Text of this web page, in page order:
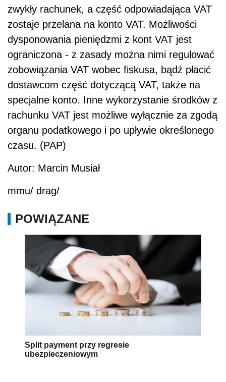
zwykły rachunek, a część odpowiadająca VAT
zostaje przelana na konto VAT. Możliwości
dysponowania pieniędzmi z kont VAT jest
ograniczona - z zasady można nimi regulować
zobowiązania VAT wobec fiskusa, bądź płacić
dostawcom część dotyczącą VAT, także na
specjalne konto. Inne wykorzystanie środków z
rachunku VAT jest możliwe wyłącznie za zgodą
organu podatkowego i po upływie określonego
czasu. (PAP)
Autor: Marcin Musiał
mmu/ drag/
POWIĄZANE
Split payment przy regresie
ubezpieczeniowym